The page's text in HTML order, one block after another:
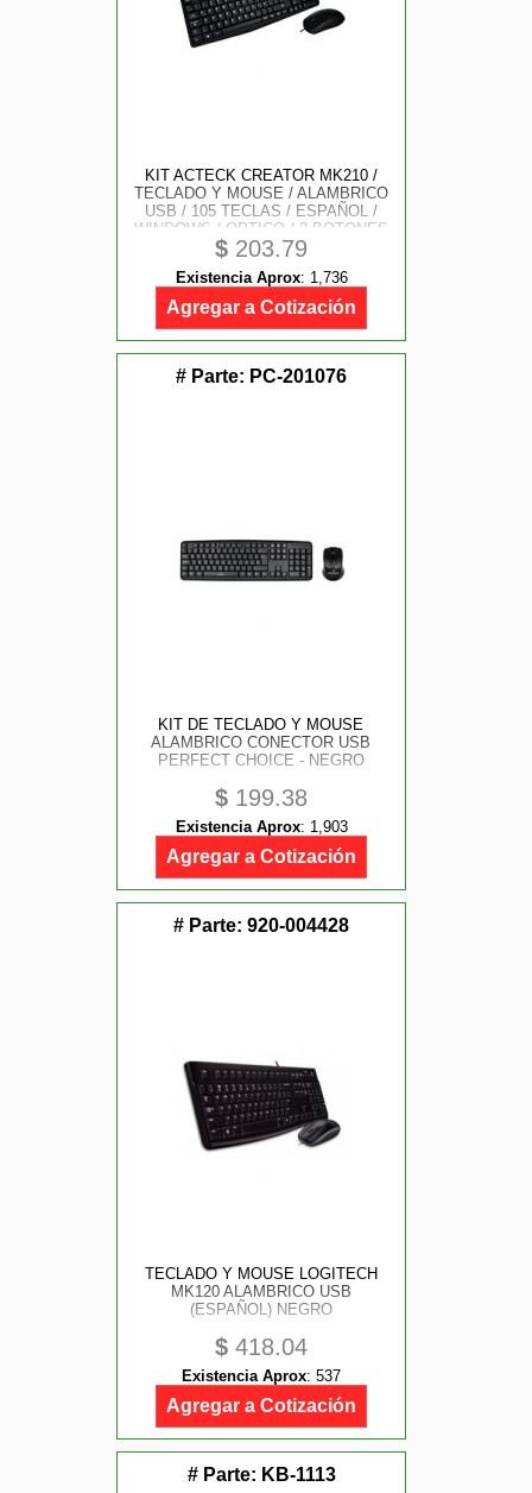
KIT ACTECK CREATOR MK210 /
TECLADO Y MOUSE / ALAMBRICO
USB / 105 TECLAS / ESPAÑOL /
WINDOWS / OPTICO / 2 BOTONES
SCROLL / 1000 DPI / NEGRO / AC-
$ 203.79
Existencia Aprox: 1,736
Agregar a Cotización
# Parte: PC-201076
KIT DE TECLADO Y MOUSE
ALAMBRICO CONECTOR USB
PERFECT CHOICE - NEGRO
$ 199.38
Existencia Aprox: 1,903
Agregar a Cotización
# Parte: 920-004428
TECLADO Y MOUSE LOGITECH
MK120 ALAMBRICO USB
(ESPAÑOL) NEGRO
$ 418.04
Existencia Aprox: 537
Agregar a Cotización
# Parte: KB-1113